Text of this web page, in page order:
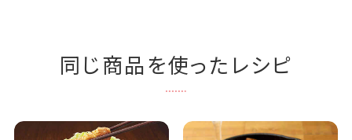
同じ商品を使ったレシピ